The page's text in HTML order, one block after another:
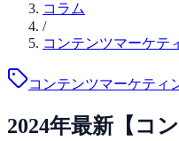
コラム
/
コンテンツマーケテ
コンテンツマーケティ
2024年最新【コ